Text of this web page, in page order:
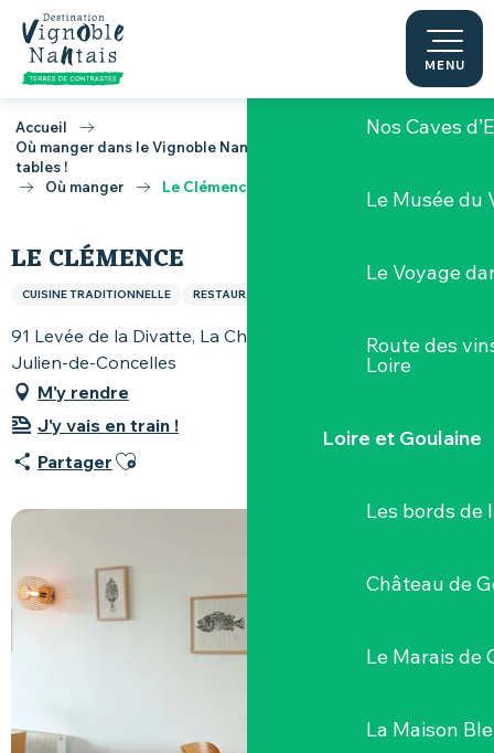
Aller
contenu
principal
MENU
Nos caves
Nos Caves
Le Musée du
Le Voyage
Route des
Loire
Loire et Goulaine
Les bords de
Château de
Le Marais de
La Maison
Accueil
Où manger dans le Vignoble Nantais, toutes les bonnes adresses
tables !
Où manger
Le Clémence
LE CLÉMENCE
CUISINE TRADITIONNELLE RESTAURANT
91 Levée de la Divatte, La Chebuette, 44450 Saint-
Julien-de-Concelles
M'y rendre
J'y vais en train !
Partager Ajouter aux favoris